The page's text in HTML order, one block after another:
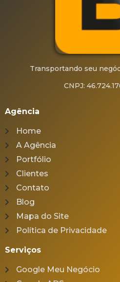
Transportando seu
CNPJ:
Agência
Home
A Agência
Portfólio
Clientes
Contato
Blog
Mapa do Site
Política de Privacidade
Serviços
Google Meu Negócio